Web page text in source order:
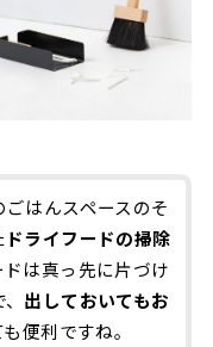
はんスペースのそ
ドライフードの掃除
は真っ先に片づけ
出しておいてもお
便利ですね。